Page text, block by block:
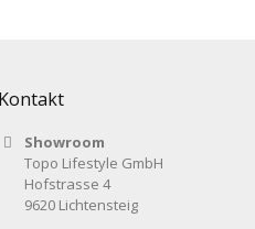
Kontakt
Showroom
Topo Lifestyle GmbH
Hofstrasse 4
9620 Lichtensteig